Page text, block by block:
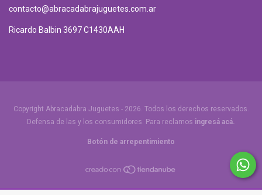
contacto@abracadabrajuguetes.com.ar
Ricardo Balbin 3697 C1430AAH
Copyright Abracadabra Juguetes - 2026. Todos los derechos reservados.
Defensa de las y los consumidores. Para reclamos ingresá acá.
Botón de arrepentimiento